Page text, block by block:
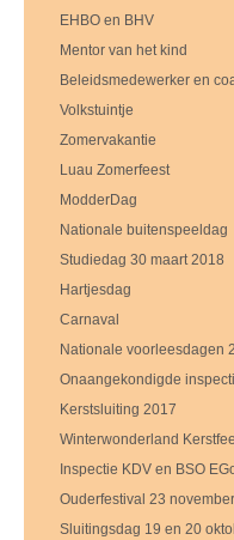
EHBO en BHV
Mentor van het kind
Beleidsmedewerker en
Volkstuintje
Zomervakantie
Luau Zomerfeest
ModderDag
Nationale buitenspeeldag
Studiedag 30 maart 2018
Hartjesdag
Carnaval
Nationale voorleesdagen
Onaangekondigde
Kerstsluiting 2017
Winterwonderland
Inspectie KDV en BSO
Ouderfestival 23
Sluitingsdag 19 en 20